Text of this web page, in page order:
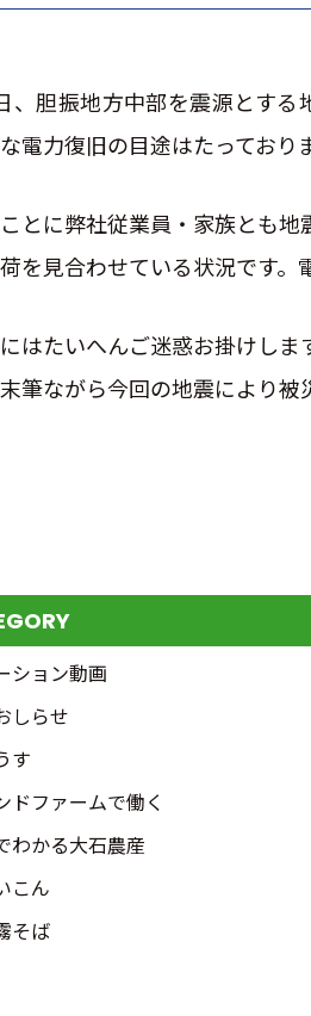
、胆振地方中部を震源とする
電力復旧の目途はたっており
とに弊社従業員・家族とも地
を見合わせている状況です。
はたいへんご迷惑お掛けしま
筆ながら今回の地震により被
ション動画
しらせ
す
ドファームで働く
わかる大石農産
こん
そば